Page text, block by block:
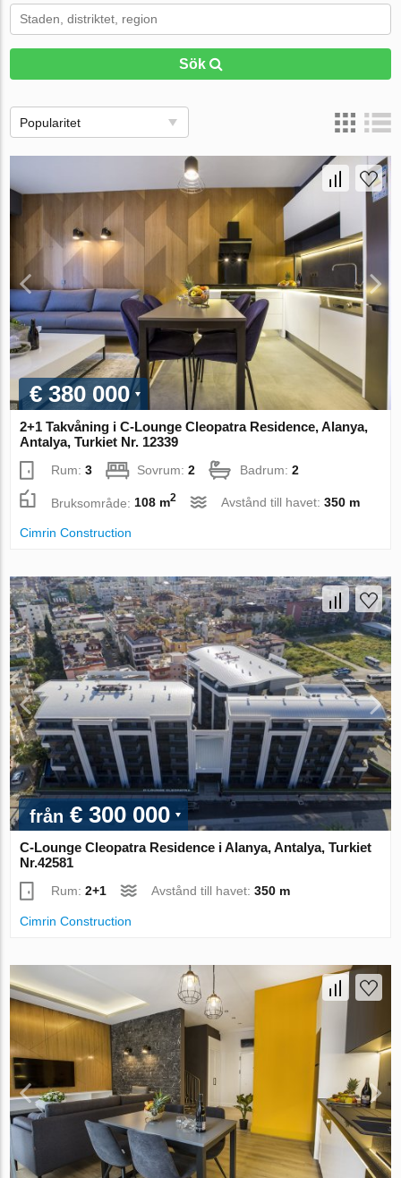
Sök
Popularitet
€ 380 000
2+1 Takvåning i C-Lounge Cleopatra Residence, Alanya,
Antalya, Turkiet Nr. 12339
Rum:3 Sovrum:2 Badrum:2
Bruksområde:108 m2 Avstånd till havet:350 m
Cimrin Construction
från € 300 000
C-Lounge Cleopatra Residence i Alanya, Antalya, Turkiet
Nr.42581
Rum:2+1 Avstånd till havet:350 m
Cimrin Construction